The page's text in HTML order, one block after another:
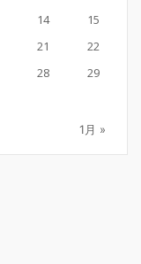
14
15
21
22
28
29
1月 »